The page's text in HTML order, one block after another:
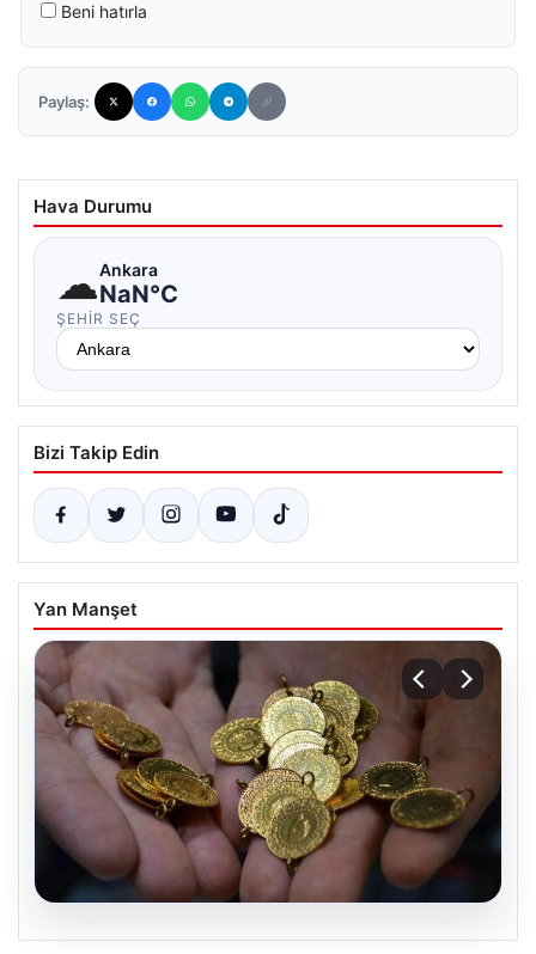
Beni hatırla
Paylaş:
Hava Durumu
☁Ankara
NaN°C
ŞEHIR SEÇ
Bizi Takip Edin
Yan Manşet
06.08.2026